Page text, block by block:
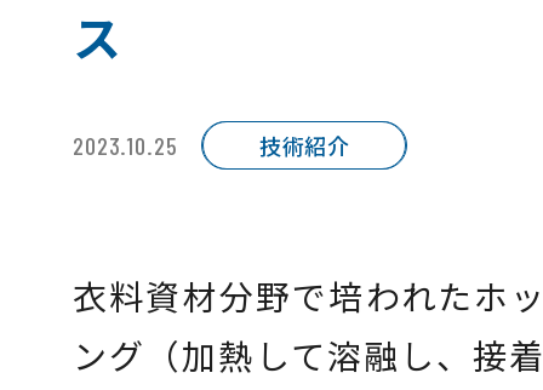
ス
2023.10.25 技術紹介
衣料資材分野で培われたホ
ング（加熱して溶融し、接